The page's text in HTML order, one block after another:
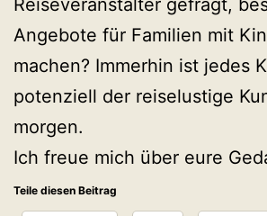
Reiseveranstalter gefragt,
Angebote für Familien mit
machen? Immerhin ist jedes
potenziell der reiselustige
morgen.
Ich freue mich über eure
Teile diesen Beitrag